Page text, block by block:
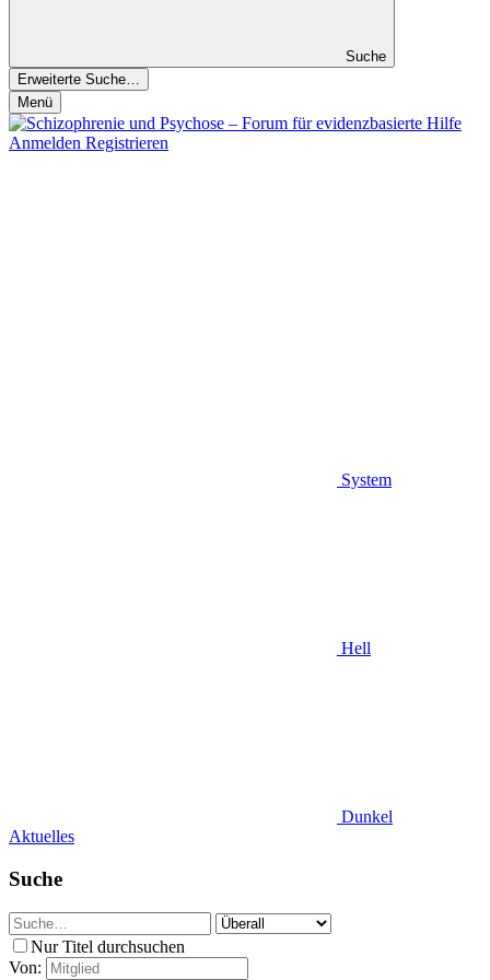
Suche
Erweiterte Suche…
Menü
Anmelden Registrieren
System
Hell
Dunkel
Aktuelles
Suche
Nur Titel durchsuchen
Von: